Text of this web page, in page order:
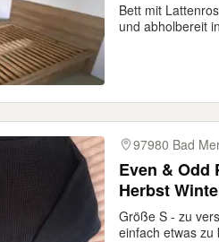
Bett mit
und abholbereit
97980 Bad
Even &
Herbst
Größe S - zu
einfach etwas zu